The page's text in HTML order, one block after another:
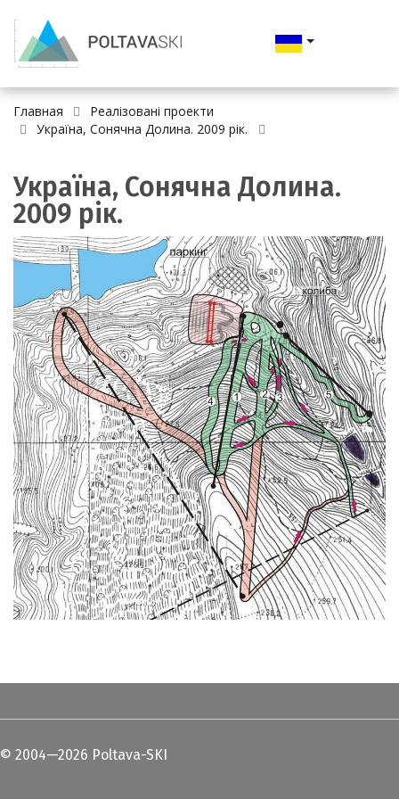
Главная
Реалізовані проекти
Україна, Сонячна Долина. 2009 рік.
Україна, Сонячна Долина.
2009 рік.
© 2004—2026 Poltava-SKI